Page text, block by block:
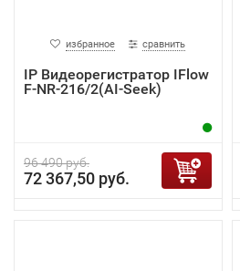
избранное сравнить
IP Видеорегистратор IFlow
F-NR-216/2(AI-Seek)
96 490 руб.
72 367,50 руб.